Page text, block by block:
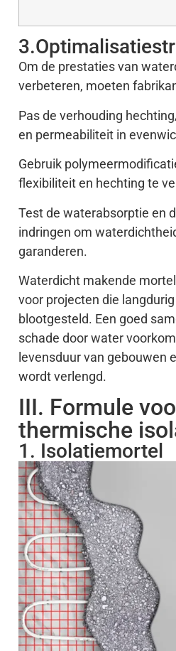
Om de prestaties van
verbeteren, moeten
Pas de verhouding
en permeabiliteit in
Gebruik
flexibiliteit en hechting te
Test de waterabsorptie en
indringen om
garanderen.
Waterdicht makende
voor projecten die
blootgesteld. Een goed
schade door water
levensduur van gebouwen
wordt verlengd.
III. Formule
thermische
1. Isolatiemortel